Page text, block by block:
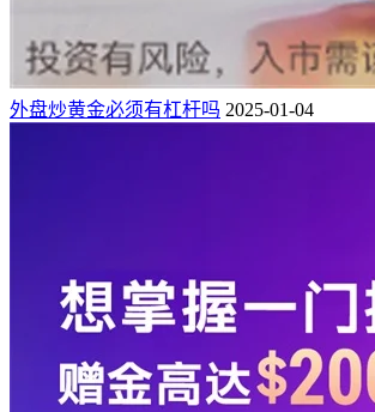
外盘炒黄金必须有杠杆吗 2025-01-04